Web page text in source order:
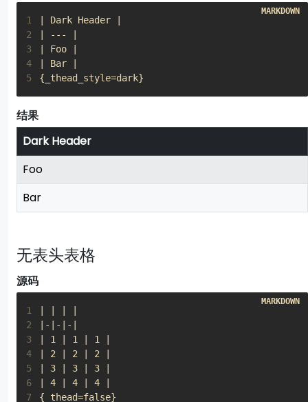
1
2
3
4
5
{_thead_style=dark}
结果
Dark Header
Foo
Bar
无表头表格
源码
1
2
3
4
5
6
7
{_thead=false}